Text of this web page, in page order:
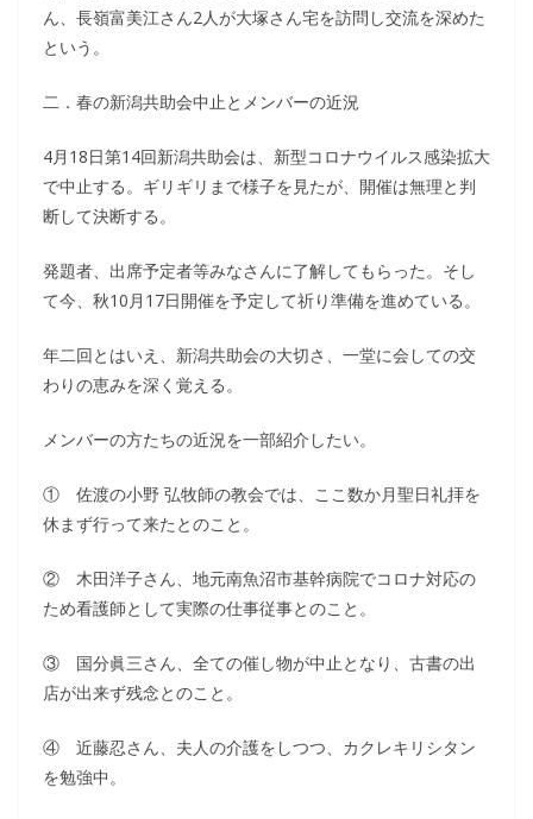
ん、長嶺富美江さん2人が大塚さん宅を訪問し交流を深めた
という。
二．春の新潟共助会中止とメンバーの近況
4月18日第14回新潟共助会は、新型コロナウイルス感染拡大
で中止する。ギリギリまで様子を見たが、開催は無理と判
断して決断する。
発題者、出席予定者等みなさんに了解してもらった。そし
て今、秋10月17日開催を予定して祈り準備を進めている。
年二回とはいえ、新潟共助会の大切さ、一堂に会しての交
わりの恵みを深く覚える。
メンバーの方たちの近況を一部紹介したい。
① 佐渡の小野 弘牧師の教会では、ここ数か月聖日礼拝を
休まず行って来たとのこと。
② 木田洋子さん、地元南魚沼市基幹病院でコロナ対応の
ため看護師として実際の仕事従事とのこと。
③ 国分眞三さん、全ての催し物が中止となり、古書の出
店が出来ず残念とのこと。
④ 近藤忍さん、夫人の介護をしつつ、カクレキリシタン
を勉強中。